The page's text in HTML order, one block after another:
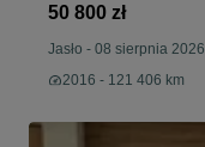
50 800 zł
Jasło - 08 sierpnia 2026
2016 - 121 406 km